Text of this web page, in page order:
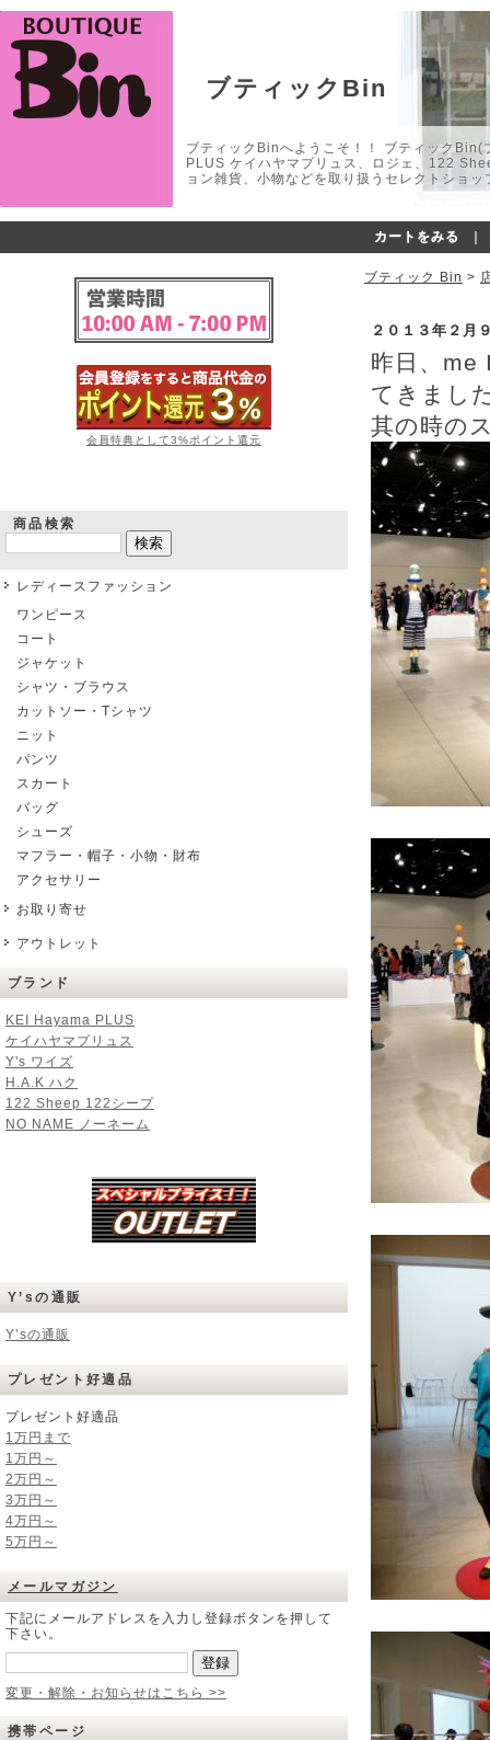
ブティックBin
ブティックBinへようこそ！！ ブティック
PLUS ケイハヤマプリュス、ロジェ、122
ョン雑貨、小物などを取り扱うセレクトショ
カートをみる
会員特典として3%ポイント還元
商品検索
レディースファッション
ワンピース
コート
ジャケット
シャツ・ブラウス
カットソー・Tシャツ
ニット
パンツ
スカート
バッグ
シューズ
マフラー・帽子・小物・財布
アクセサリー
お取り寄せ
アウトレット
ブランド
KEI Hayama PLUS
ケイハヤマプリュス
Y's ワイズ
H.A.K ハク
122 Sheep 122シープ
NO NAME ノーネーム
Y’sの通販
Y’sの通販
プレゼント好適品
プレゼント好適品
1万円まで
1万円～
2万円～
3万円～
4万円～
5万円～
メールマガジン
下記にメールアドレスを入力し登録ボタンを押して
下さい。
変更・解除・お知らせはこちら >>
携帯ページ
ブティック Bin >
２０１３年２月
昨日、me
てきまし
其の時の